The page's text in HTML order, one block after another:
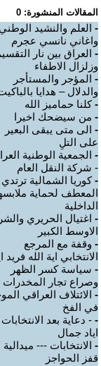
المقالات المنشورة: 0
- العلم والنشيد الوطني
واغاني نانسي عجرم
- العراق بين نار
وزلزال الاطفاء
- المؤجر والمستأجر
والدلال – هدايا
-كلنا حماميز الله
- من سيضحك اخيرا
- الى متى يبقى البعير
على التلِ
- الجمعية الوطنية
- شركة النقل العام
-كوريا الشمالية ترتدي
المعطف لحماية
الداخلية
- اغتيال الحريري
الاوسط الكبير
- وقفة مع المرجع
الانتخابي اية الله فريد
- سياسة كسر الظهر
وصراع تجار المخدرات
- الائتلاف العراقي
في الفخ
- - دعاية بعد
اياد جمال
- الانتخابات --- ميدالية
قفز الحواجز